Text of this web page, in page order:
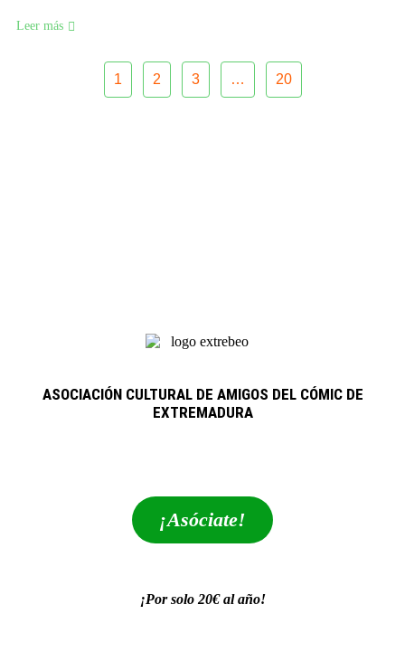
Leer más
1 2 3 … 20
ASOCIACIÓN CULTURAL DE AMIGOS DEL CÓMIC DE
EXTREMADURA
¡Asóciate!
¡Por solo 20€ al año!